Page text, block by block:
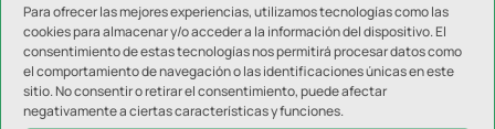
Para ofrecer las mejores experiencias, utilizamos tecnologías como las
cookies para almacenar y/o acceder a la información del dispositivo. El
consentimiento de estas tecnologías nos permitirá procesar datos como
el comportamiento de navegación o las identificaciones únicas en este
sitio. No consentir o retirar el consentimiento, puede afectar
negativamente a ciertas características y funciones.